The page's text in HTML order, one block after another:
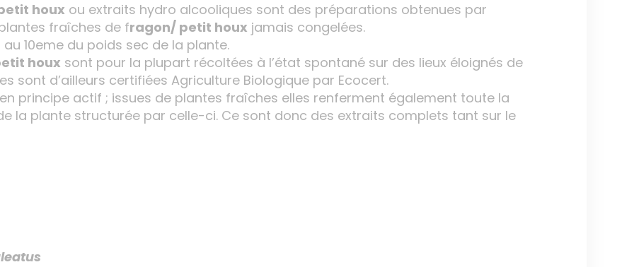
houx ou extraits hydro alcooliques sont des préparations obtenues par
fraîches de fragon/ petit houx jamais congelées.
10eme du poids sec de la plante.
houx sont pour la plupart récoltées à l’état spontané sur des lieux éloignés de
sont d’ailleurs certifiées Agriculture Biologique par Ecocert.
principe actif ; issues de plantes fraîches elles renferment également toute la
la plante structurée par celle-ci. Ce sont donc des extraits complets tant sur le